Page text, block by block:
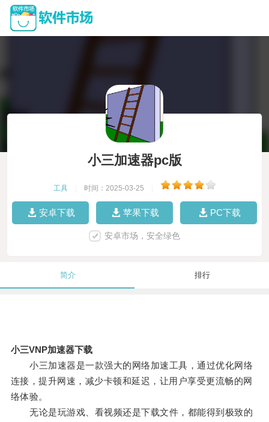
小三加速器pc版
工具 时间：2025-03-25
安卓下载 苹果下载 PC下载
安卓市场，安全绿色
简介 排行
小三VNP加速器下载
小三加速器是一款强大的网络加速工具，通过优化网络
连接，提升网速，减少卡顿和延迟，让用户享受更流畅的网
络体验。
无论是玩游戏、看视频还是下载文件，都能得到极致的